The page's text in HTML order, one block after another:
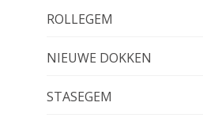
ROLLEGEM
NIEUWE DOKKEN
STASEGEM